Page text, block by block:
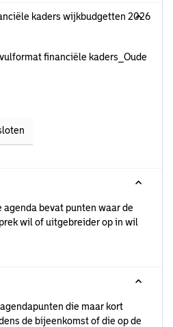
kaders wijkbudgetten 2026
financiële kaders_Oude
agenda bevat punten waar de
wil of uitgebreider op in wil
die maar kort
de bijeenkomst of die op de